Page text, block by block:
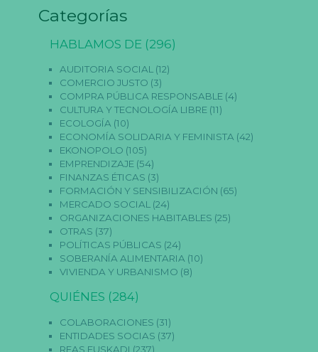
Categorías
HABLAMOS DE (296)
AUDITORIA SOCIAL (12)
COMERCIO JUSTO (3)
COMPRA PÚBLICA RESPONSABLE(4)
CULTURA Y TECNOLOGÍA LIBRE(11)
ECOLOGÍA (10)
ECONOMÍA SOLIDARIA Y FEMINISTA (42)
EKONOPOLO (105)
EMPRENDIZAJE(54)
FINANZAS ÉTICAS (3)
FORMACIÓN Y SENSIBILIZACIÓN (65)
MERCADO SOCIAL (24)
ORGANIZACIONES HABITABLES (25)
OTRAS (37)
POLÍTICAS PÚBLICAS (24)
SOBERANÍA ALIMENTARIA (10)
VIVIENDA Y URBANISMO (8)
QUIÉNES (284)
COLABORACIONES (31)
ENTIDADES SOCIAS (37)
REAS EUSKADI (237)